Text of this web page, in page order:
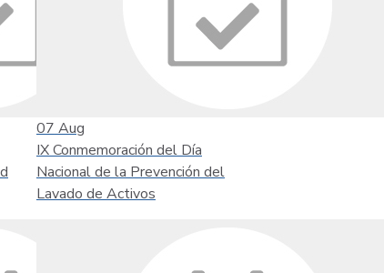
07 Aug
IX Conmemoración del Día
Nacional de la Prevención del
Lavado de Activos